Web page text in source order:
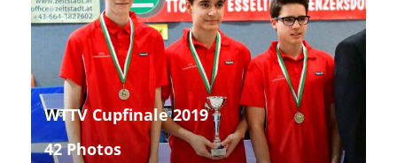
WTTV Cupfinale 2019
42 Photos